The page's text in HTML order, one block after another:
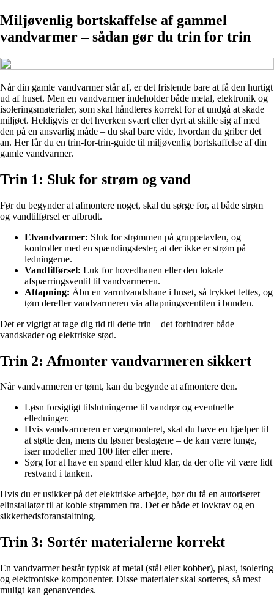
Miljøvenlig bortskaffelse af gammel
vandvarmer – sådan gør du trin for trin
Når din gamle vandvarmer står af, er det fristende bare at få den hurtigt
ud af huset. Men en vandvarmer indeholder både metal, elektronik og
isoleringsmaterialer, som skal håndteres korrekt for at undgå at skade
miljøet. Heldigvis er det hverken svært eller dyrt at skille sig af med
den på en ansvarlig måde – du skal bare vide, hvordan du griber det
an. Her får du en trin-for-trin-guide til miljøvenlig bortskaffelse af din
gamle vandvarmer.
Trin 1: Sluk for strøm og vand
Før du begynder at afmontere noget, skal du sørge for, at både strøm
og vandtilførsel er afbrudt.
Elvandvarmer: Sluk for strømmen på gruppetavlen, og
kontroller med en spændingstester, at der ikke er strøm på
ledningerne.
Vandtilførsel: Luk for hovedhanen eller den lokale
afspærringsventil til vandvarmeren.
Aftapning: Åbn en varmtvandshane i huset, så trykket lettes, og
tøm derefter vandvarmeren via aftapningsventilen i bunden.
Det er vigtigt at tage dig tid til dette trin – det forhindrer både
vandskader og elektriske stød.
Trin 2: Afmonter vandvarmeren sikkert
Når vandvarmeren er tømt, kan du begynde at afmontere den.
Løsn forsigtigt tilslutningerne til vandrør og eventuelle
elledninger.
Hvis vandvarmeren er vægmonteret, skal du have en hjælper til
at støtte den, mens du løsner beslagene – de kan være tunge,
især modeller med 100 liter eller mere.
Sørg for at have en spand eller klud klar, da der ofte vil være lidt
restvand i tanken.
Hvis du er usikker på det elektriske arbejde, bør du få en autoriseret
elinstallatør til at koble strømmen fra. Det er både et lovkrav og en
sikkerhedsforanstaltning.
Trin 3: Sortér materialerne korrekt
En vandvarmer består typisk af metal (stål eller kobber), plast, isolering
og elektroniske komponenter. Disse materialer skal sorteres, så mest
muligt kan genanvendes.